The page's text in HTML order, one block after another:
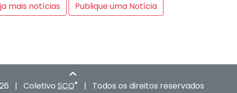
mais notícias Publique uma Notícia
| ColetivoSCO® | Todos os direitos reservados